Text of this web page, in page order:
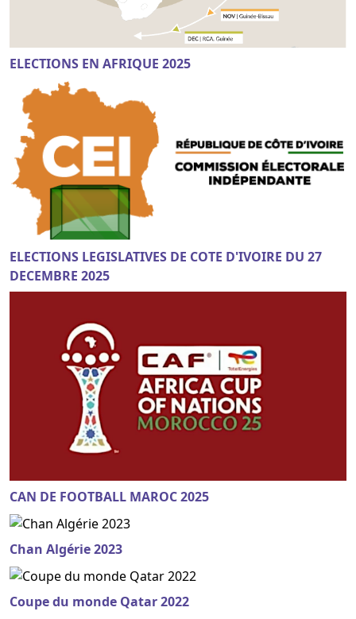
ELECTIONS EN AFRIQUE 2025
ELECTIONS LEGISLATIVES DE COTE D'IVOIRE DU 27
DECEMBRE 2025
CAN DE FOOTBALL MAROC 2025
Chan Algérie 2023
Coupe du monde Qatar 2022